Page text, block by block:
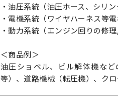
・油圧系統（油圧ホース、シリ
・電機系統（ワイヤハーネス等
・動力系統（エンジン回りの修理
＜商品例＞
油圧ショベル、ビル解体機な
等）、道路機械（転圧機）、ク